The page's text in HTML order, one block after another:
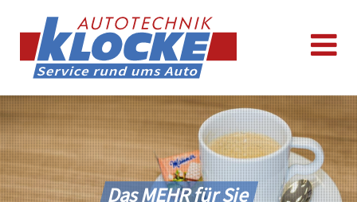
Das MEHR für Sie